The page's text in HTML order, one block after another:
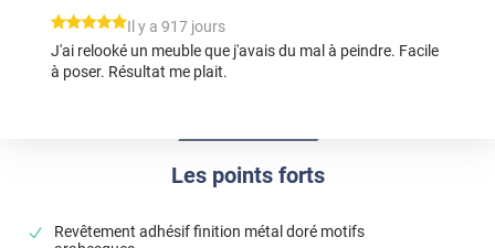
Les points forts
Revêtement adhésif finition métal doré motifs
*****
Il y a 917 jours
J'ai relooké un meuble que j'avais du mal à peindre. Facile
à poser. Résultat me plait.